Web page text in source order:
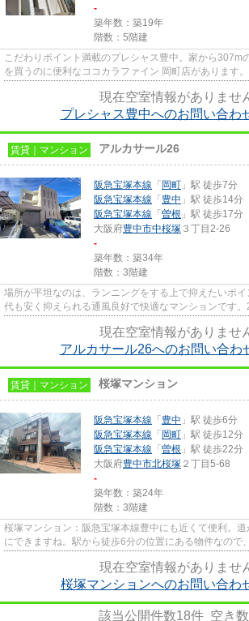
-
築年数：築19年
階数：5階建
こだわりポイント満載のプレシャス豊中。家から307m
を買うのに便利なココカラファイン 岡町店があります
現在空室情報がありませ
プレシャス豊中へのお問い合わ
賃貸｜マンション アルカサール26
阪急宝塚本線 「 岡町 」駅 徒歩7分
阪急宝塚本線 「 豊中 」駅 徒歩14分
阪急宝塚本線 「 曽根 」駅 徒歩17分
大阪府豊中市中桜塚 ３丁目2-26
-
築年数：築34年
階数：3階建
場所が平坦なのは、ランニングをする上で抑えたいポ
代も安く抑えられる通風良好で快適なマンションです
現在空室情報がありませ
アルカサール26へのお問い合わ
賃貸｜マンション 桜塚マンション
阪急宝塚本線 「 豊中 」駅 徒歩6分
阪急宝塚本線 「 岡町 」駅 徒歩12分
阪急宝塚本線 「 曽根 」駅 徒歩22分
大阪府豊中市北桜塚 ２丁目5-68
-
築年数：築24年
階数：3階建
桜塚マンション：阪急宝塚本線豊中にも近くて便利。
にできますね。駅から徒歩6分の位置にある物件なので
現在空室情報がありませ
桜塚マンションへのお問い合わ
該当公開件数18件 空き数